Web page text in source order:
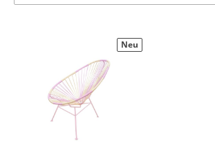
Freischwinger
Bänke & Liegen
Sitzsäcke
Neu